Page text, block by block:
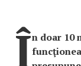
În doar 10